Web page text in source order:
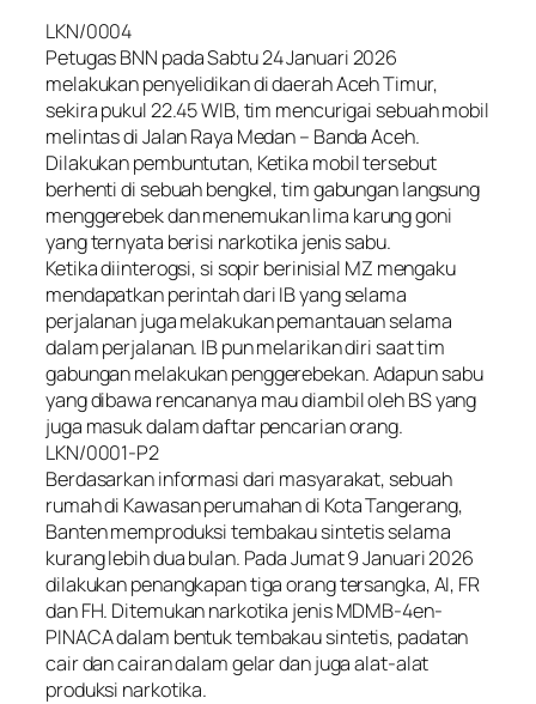
LKN/0004
Petugas BNN pada Sabtu 24 Januari 2026
melakukan penyelidikan di daerah Aceh Timur,
sekira pukul 22.45 WIB, tim mencurigai sebuah mobil
melintas di Jalan Raya Medan – Banda Aceh.
Dilakukan pembuntutan, Ketika mobil tersebut
berhenti di sebuah bengkel, tim gabungan langsung
menggerebek dan menemukan lima karung goni
yang ternyata berisi narkotika jenis sabu.
Ketika diinterogsi, si sopir berinisial MZ mengaku
mendapatkan perintah dari IB yang selama
perjalanan juga melakukan pemantauan selama
dalam perjalanan. IB pun melarikan diri saat tim
gabungan melakukan penggerebekan. Adapun sabu
yang dibawa rencananya mau diambil oleh BS yang
juga masuk dalam daftar pencarian orang.
LKN/0001-P2
Berdasarkan informasi dari masyarakat, sebuah
rumah di Kawasan perumahan di Kota Tangerang,
Banten memproduksi tembakau sintetis selama
kurang lebih dua bulan. Pada Jumat 9 Januari 2026
dilakukan penangkapan tiga orang tersangka, AI, FR
dan FH. Ditemukan narkotika jenis MDMB-4en-
PINACA dalam bentuk tembakau sintetis, padatan
cair dan cairan dalam gelar dan juga alat-alat
produksi narkotika.